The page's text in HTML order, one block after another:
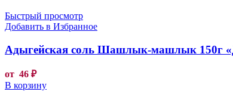
Быстрый просмотр
Добавить в Избранное
Адыгейская соль Шашлык-машлык 150г
от 46 ₽
В корзину